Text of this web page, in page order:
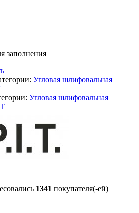
заполнения
Угловая шлифовальная
Угловая шлифовальная
1341 покупателя(-ей)